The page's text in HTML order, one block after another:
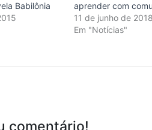
Babilônia
aprender com
11 de junho de 2018
Em "Notícias"
comentário!